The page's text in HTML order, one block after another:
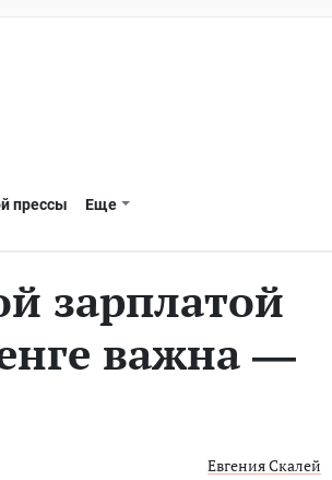
прессы Еще
зарплатой
важна —
Евгения Скалей